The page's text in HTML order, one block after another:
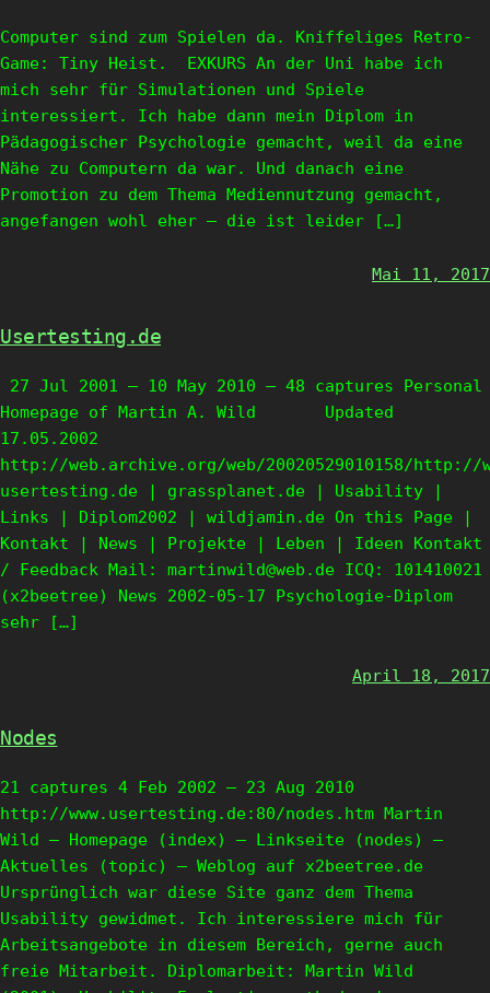
Computer sind zum Spielen da. Kniffeliges Retro-
Game: Tiny Heist. EXKURS An der Uni habe ich
mich sehr für Simulationen und Spiele
interessiert. Ich habe dann mein Diplom in
Pädagogischer Psychologie gemacht, weil da eine
Nähe zu Computern da war. Und danach eine
Promotion zu dem Thema Mediennutzung gemacht,
angefangen wohl eher – die ist leider […]
Mai 11, 2017
Usertesting.de
27 Jul 2001 – 10 May 2010 – 48 captures Personal
Homepage of Martin A. Wild Updated
17.05.2002
http://web.archive.org/web/20020529010158/http://
usertesting.de | grassplanet.de | Usability |
Links | Diplom2002 | wildjamin.de On this Page |
Kontakt | News | Projekte | Leben | Ideen Kontakt
/ Feedback Mail: martinwild@web.de ICQ: 101410021
(x2beetree) News 2002-05-17 Psychologie-Diplom
sehr […]
April 18, 2017
Nodes
21 captures 4 Feb 2002 – 23 Aug 2010
http://www.usertesting.de:80/nodes.htm Martin
Wild – Homepage (index) – Linkseite (nodes) –
Aktuelles (topic) – Weblog auf x2beetree.de
Ursprünglich war diese Site ganz dem Thema
Usability gewidmet. Ich interessiere mich für
Arbeitsangebote in diesem Bereich, gerne auch
freie Mitarbeit. Diplomarbeit: Martin Wild